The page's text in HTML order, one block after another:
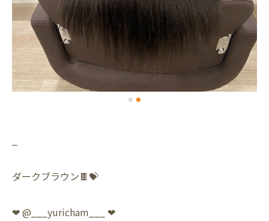
ダークブラウン🍫💝
❤︎ @___yuricham___ ❤︎